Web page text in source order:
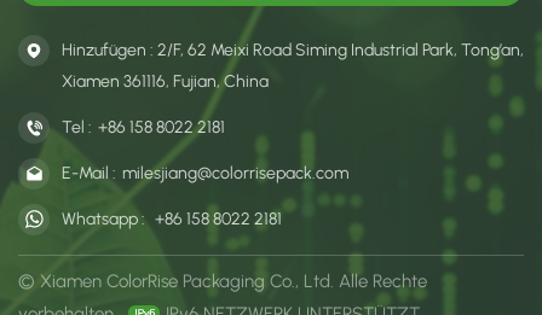
Hinzufügen : 2/F, 62 Meixi Road Siming Industrial Park, Tong’an,
Xiamen 361116, Fujian, China
Tel : +86 158 8022 2181
E-Mail : milesjiang@colorrisepack.com
Whatsapp : +86 158 8022 2181
© Xiamen ColorRise Packaging Co., Ltd. Alle Rechte